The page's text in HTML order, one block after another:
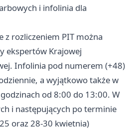
i infolinia dla
z rozliczeniem PIT można
ekspertów Krajowej
Infolinia pod numerem (+48)
a wyjątkowo także w
od 8:00 do 13:00. W
i następujących po terminie
oraz 28-30 kwietnia)